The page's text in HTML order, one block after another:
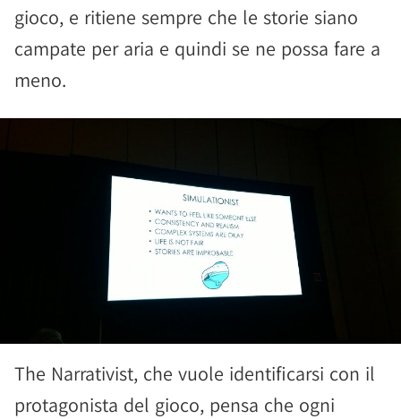
gioco, e ritiene sempre che le storie siano
campate per aria e quindi se ne possa fare a
meno.
The Narrativist, che vuole identificarsi con il
protagonista del gioco, pensa che ogni